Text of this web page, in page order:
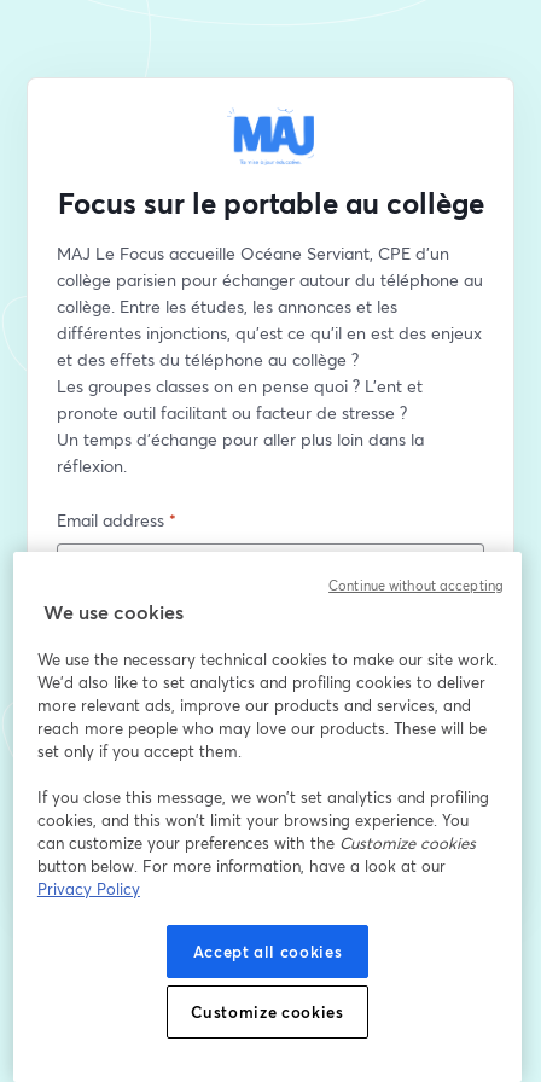
Focus sur le portable au collège
MAJ Le Focus accueille Océane Serviant, CPE d'un
collège parisien pour échanger autour du téléphone au
collège. Entre les études, les annonces et les
différentes injonctions, qu'est ce qu'il en est des enjeux
et des effets du téléphone au collège ?
Les groupes classes on en pense quoi ? L'ent et
pronote outil facilitant ou facteur de stresse ?
Un temps d'échange pour aller plus loin dans la
réflexion.
Email address *
First name*
Last name *
Register
Already registered? Join here
By registering, you acknowledge and agree to our
Privacy Policy
opens in a new tab
Your details will be shared with the host.
We use cookies
We use the necessary technical cookies to make our site work.
We'd also like to set analytics and profiling cookies to deliver
more relevant ads, improve our products and services, and
reach more people who may love our products. These will be
set only if you accept them.
If you close this message, we won’t set analytics and profiling
cookies, and this won’t limit your browsing experience. You
can customize your preferences with the Customize cookies
button below. For more information, have a look at our
Privacy Policy
Accept all cookies
Customize cookies
Continue without accepting